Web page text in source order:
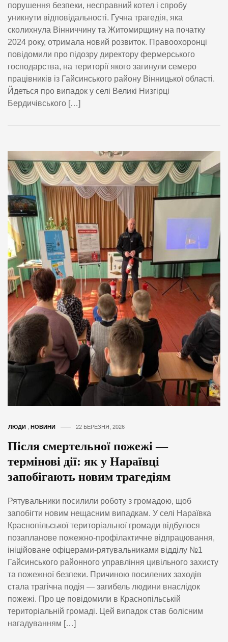
порушення безпеки, несправний котел і спробу
уникнути відповідальності. Гучна трагедія, яка
сколихнула Вінниччину та Житомирщину на початку
2024 року, отримала новий розвиток. Правоохоронці
повідомили про підозру директору фермерського
господарства, на території якого загинули семеро
працівників із Гайсинського району Вінницької області.
Йдеться про випадок у селі Великі Низгірці
Бердичівського […]
ЛЮДИ НОВИНИ 22 БЕРЕЗНЯ, 2026
Після смертельної пожежі —
термінові дії: як у Нараївці
запобігають новим трагедіям
Рятувальники посилили роботу з громадою, щоб
запобігти новим нещасним випадкам. У селі Нараївка
Краснопільської територіальної громади відбулося
позапланове пожежно-профілактичне відпрацювання,
ініційоване офіцерами-рятувальниками відділу №1
Гайсинського районного управління цивільного захисту
та пожежної безпеки. Причиною посилених заходів
стала трагічна подія — загибель людини внаслідок
пожежі. Про це повідомили в Краснопільській
територіальній громаді. Цей випадок став болісним
нагадуванням […]